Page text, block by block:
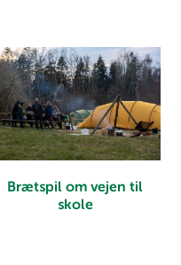
Brætspil om vejen til
skole